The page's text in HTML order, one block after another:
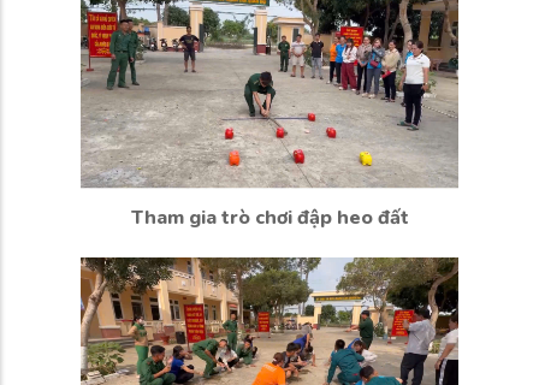
Tham gia trò chơi đập heo đất